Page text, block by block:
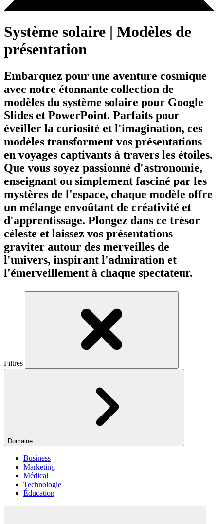
Système solaire | Modèles de
présentation
Embarquez pour une aventure cosmique
avec notre étonnante collection de
modèles du système solaire pour Google
Slides et PowerPoint. Parfaits pour
éveiller la curiosité et l'imagination, ces
modèles transforment vos présentations
en voyages captivants à travers les étoiles.
Que vous soyez passionné d'astronomie,
enseignant ou simplement fasciné par les
mystères de l'espace, chaque modèle offre
un mélange envoûtant de créativité et
d'apprentissage. Plongez dans ce trésor
céleste et laissez vos présentations
graviter autour des merveilles de
l'univers, inspirant l'admiration et
l'émerveillement à chaque spectateur.
Filtres
Domaine
Business
Marketing
Médical
Technologie
Éducation